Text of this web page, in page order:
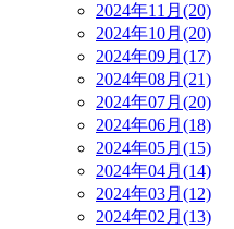
2024年11月(20)
2024年10月(20)
2024年09月(17)
2024年08月(21)
2024年07月(20)
2024年06月(18)
2024年05月(15)
2024年04月(14)
2024年03月(12)
2024年02月(13)